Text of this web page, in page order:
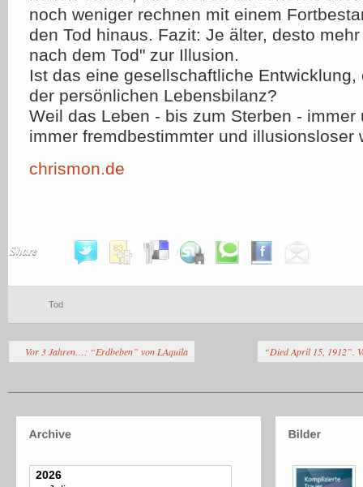
noch weniger rechnen mit einem
den Tod hinaus. Fazit: Je älter, desto
nach dem Tod" zur Illusion.
Ist das eine gesellschaftliche Entwicklung,
der persönlichen Lebensbilanz?
Weil das Leben - bis zum Sterben - immer
immer fremdbestimmter und illusionsloser
chrismon.de
Share
Tod
Vor 3 Jahren…: “Erdbeben” von LAquila “Died April 15, 1912”.